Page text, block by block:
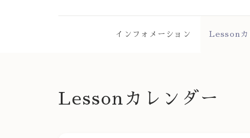
インフォメーション Lessonカ
Lessonカレンダー